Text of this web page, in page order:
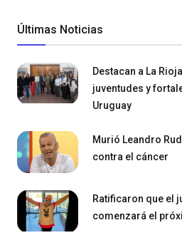
Últimas Noticias
Destacan a La
juventudes y
Uruguay
Murió Leandro
contra el cáncer
Ratificaron que el
comenzará el